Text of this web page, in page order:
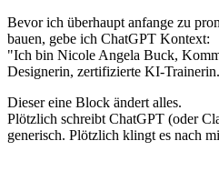
Bevor ich überhaupt anfange zu
bauen, gebe ich ChatGPT Kontext:
"Ich bin Nicole Angela Buck,
Designerin, zertifizierte KI-
Dieser eine Block ändert alles.
Plötzlich schreibt ChatGPT (oder
generisch. Plötzlich klingt es nach